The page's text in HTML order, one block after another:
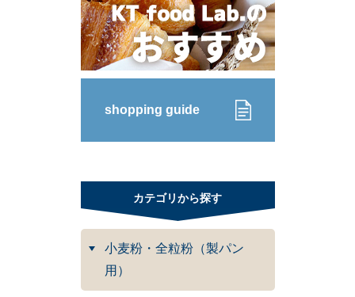
shopping guide
カテゴリから探す
小麦粉・全粒粉（製パン
用）